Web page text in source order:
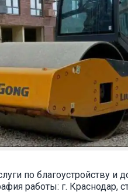
по благоустройству и
работы: г. Краснодар,